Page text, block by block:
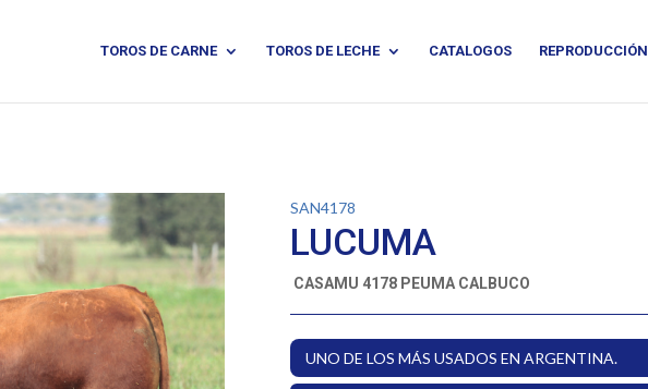
TOROS DE CARNE TOROS DE LECHE CATALOGOS REPRODUCCIÓN
SAN4178
LUCUMA
CASAMU 4178 PEUMA CALBUCO
UNO DE LOS MÁS USADOS EN ARGENTINA.